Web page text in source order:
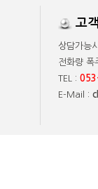
고
상담가능
전화량 폭
TEL :
E-Mail :